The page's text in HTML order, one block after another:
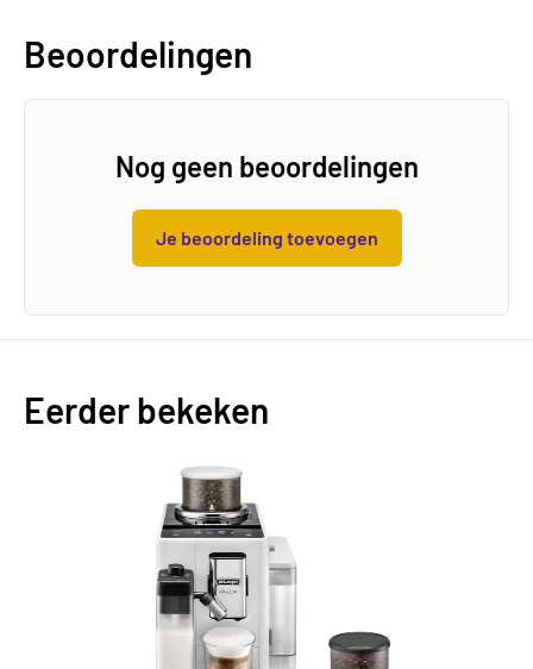
Beoordelingen
Nog geen beoordelingen
Je beoordeling toevoegen
Eerder bekeken